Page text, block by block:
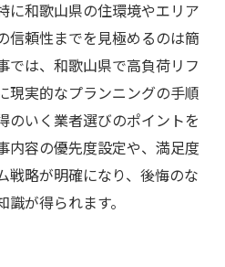
に和歌山県の住環境やエリア
信頼性までを見極めるのは簡
では、和歌山県で高負荷リフ
現実的なプランニングの手順
のいく業者選びのポイントを
内容の優先度設定や、満足度
戦略が明確になり、後悔のな
が得られます。